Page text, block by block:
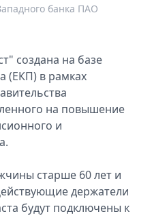
банка ПАО
создана на базе
(ЕКП) в рамках
на повышение
и
старше 60 лет и
держатели
будут подключены к